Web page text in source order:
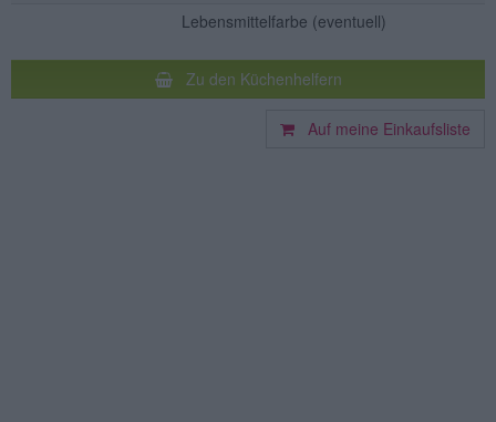
Lebensmittelfarbe (eventuell)
Zu den Küchenhelfern
Auf meine Einkaufsliste